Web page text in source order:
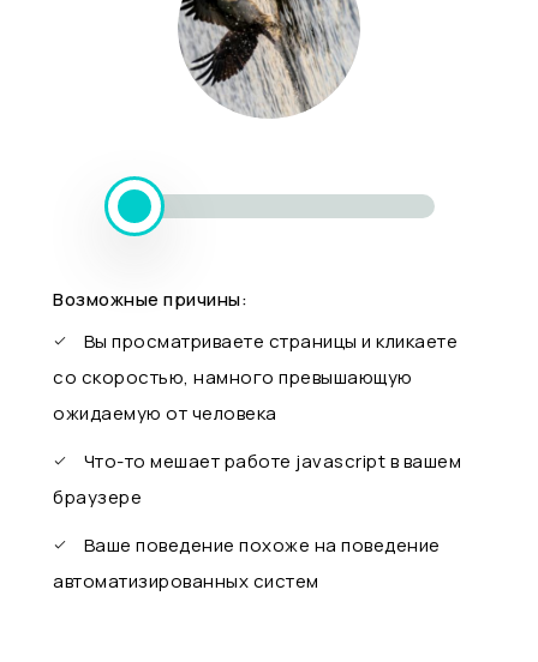
Возможные причины:
Вы просматриваете страницы и кликаете
со скоростью, намного превышающую
ожидаемую от человека
Что-то мешает работе javascript в вашем
браузере
Ваше поведение похоже на поведение
автоматизированных систем